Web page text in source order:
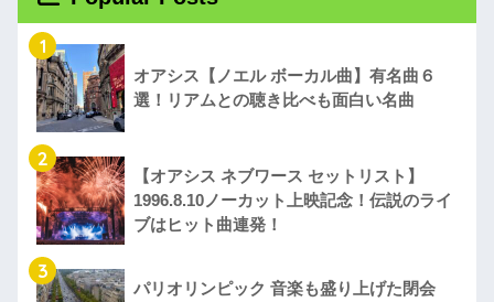
1
オアシス【ノエル ボーカル曲】有名曲６
選！リアムとの聴き比べも面白い名曲
2
【オアシス ネブワース セットリスト】
1996.8.10ノーカット上映記念！伝説のライ
ブはヒット曲連発！
3
パリオリンピック 音楽も盛り上げた閉会